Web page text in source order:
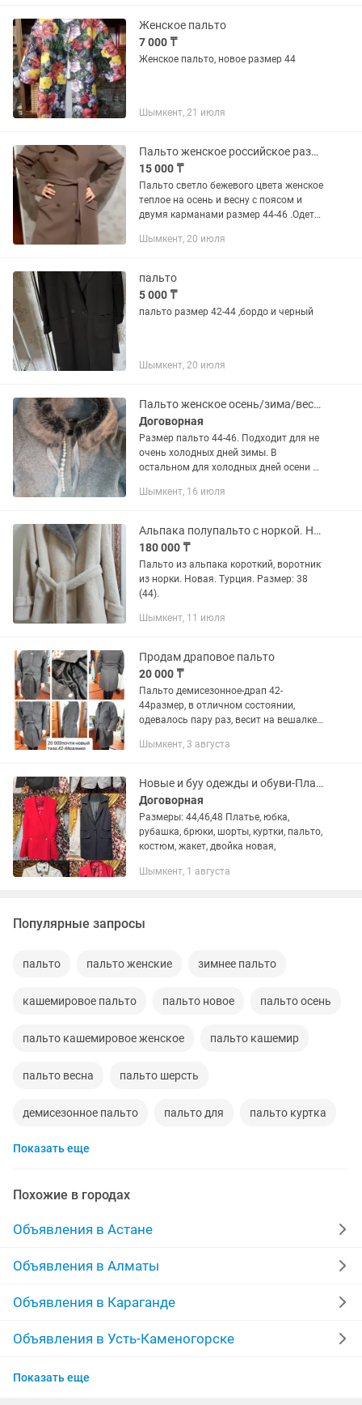
Женское пальто
7 000 ₸
Женское пальто, новое размер 44
Шымкент, 21 июля
Пальто женское российское размер 46
15 000 ₸
Пальто светло бежевого цвета женское
теплое на осень и весну с поясом и
двумя карманами размер 44-46 .Одето
Шымкент, 20 июля
пальто
5 000 ₸
пальто размер 42-44 ,бордо и черный
Шымкент, 20 июля
Пальто женское осень/зима/весна
Договорная
Размер пальто 44-46. Подходит для не
очень холодных дней зимы. В
остальном для холодных дней осени и
символическую цену 6000тг. Если
уместен.
Шымкент, 16 июля
Альпака полупальто с норкой. Новый.
180 000 ₸
Пальто из альпака короткий, воротник
из норки. Новая. Турция. Размер: 38
(44).
Шымкент, 11 июля
Продам драповое пальто
20 000 ₸
Пальто демисезонное-драп 42-
44размер, в отличном состоянии,
одевалось пару раз, весит на вешалке,
Шымкент, 3 августа
Новые и буу одежды и обуви-Платье,юбка,рубашка,брюки
Договорная
Размеры: 44,46,48 Платье, юбка,
рубашка, брюки, шорты, куртки, пальто,
костюм, жакет, двойка новая,
Шымкент, 1 августа
Популярные запросы
пальто пальто женские зимнее пальто
кашемировое пальто пальто новое пальто осень
пальто кашемировое женское пальто кашемир
пальто весна пальто шерсть
демисезонное пальто пальто для пальто куртка
пальто зима
пальто демисезонное
Показать еще
Похожие в городах
Объявления в Астане
Объявления в Алматы
Объявления в Караганде
Объявления в Усть-Каменогорске
Объявления в Актобе
Показать еще